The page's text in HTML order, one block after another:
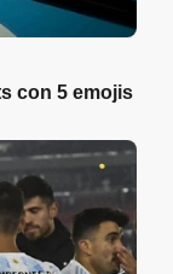
con 5 emojis